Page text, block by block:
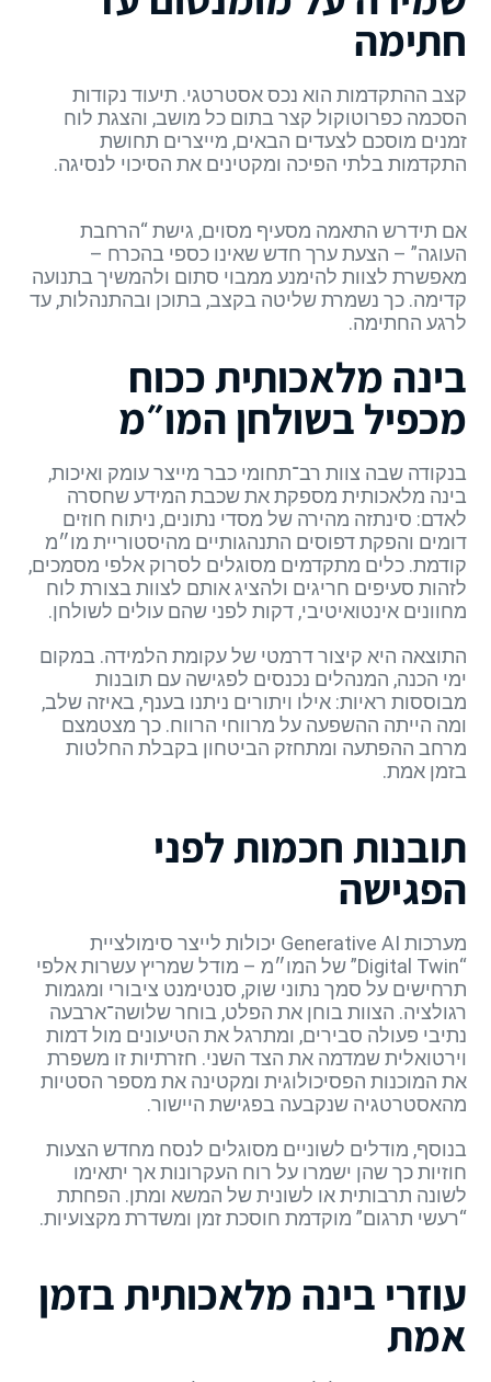
חתימה
קצב ההתקדמות הוא נכס אסטרטגי. תיעוד נקודות
הסכמה כפרוטוקול קצר בתום כל מושב, והצגת לוח
זמנים מוסכם לצעדים הבאים, מייצרים תחושת
התקדמות בלתי הפיכה ומקטינים את הסיכוי לנסיגה.
אם תידרש התאמה מסעיף מסוים, גישת “הרחבת
העוגה” – הצעת ערך חדש שאינו כספי בהכרח –
מאפשרת לצוות להימנע ממבוי סתום ולהמשיך בתנועה
קדימה. כך נשמרת שליטה בקצב, בתוכן ובהתנהלות, עד
לרגע החתימה.
בינה מלאכותית ככוח
מכפיל בשולחן המו״מ
בנקודה שבה צוות רב־תחומי כבר מייצר עומק ואיכות,
בינה מלאכותית מספקת את שכבת המידע שחסרה
לאדם: סינתזה מהירה של מסדי נתונים, ניתוח חוזים
דומים והפקת דפוסים התנהגותיים מהיסטוריית מו״מ
קודמת. כלים מתקדמים מסוגלים לסרוק אלפי מסמכים,
לזהות סעיפים חריגים ולהציג אותם לצוות בצורת לוח
מחוונים אינטואיטיבי, דקות לפני שהם עולים לשולחן.
התוצאה היא קיצור דרמטי של עקומת הלמידה. במקום
ימי הכנה, המנהלים נכנסים לפגישה עם תובנות
מבוססות ראיות: אילו ויתורים ניתנו בענף, באיזה שלב,
ומה הייתה ההשפעה על מרווחי הרווח. כך מצטמצם
מרחב ההפתעה ומתחזק הביטחון בקבלת החלטות
בזמן אמת.
תובנות חכמות לפני
הפגישה
מערכות Generative AI יכולות לייצר סימולציית
“Digital Twin” של המו״מ – מודל שמריץ עשרות אלפי
תרחישים על סמך נתוני שוק, סנטימנט ציבורי ומגמות
רגולציה. הצוות בוחן את הפלט, בוחר שלושה־ארבעה
נתיבי פעולה סבירים, ומתרגל את הטיעונים מול דמות
וירטואלית שמדמה את הצד השני. חזרתיות זו משפרת
את המוכנות הפסיכולוגית ומקטינה את מספר הסטיות
מהאסטרטגיה שנקבעה בפגישת היישור.
בנוסף, מודלים לשוניים מסוגלים לנסח מחדש הצעות
חוזיות כך שהן ישמרו על רוח העקרונות אך יתאימו
לשונה תרבותית או לשונית של המשא ומתן. הפחתת
“רעשי תרגום” מוקדמת חוסכת זמן ומשדרת מקצועיות.
עוזרי בינה מלאכותית בזמן
אמת